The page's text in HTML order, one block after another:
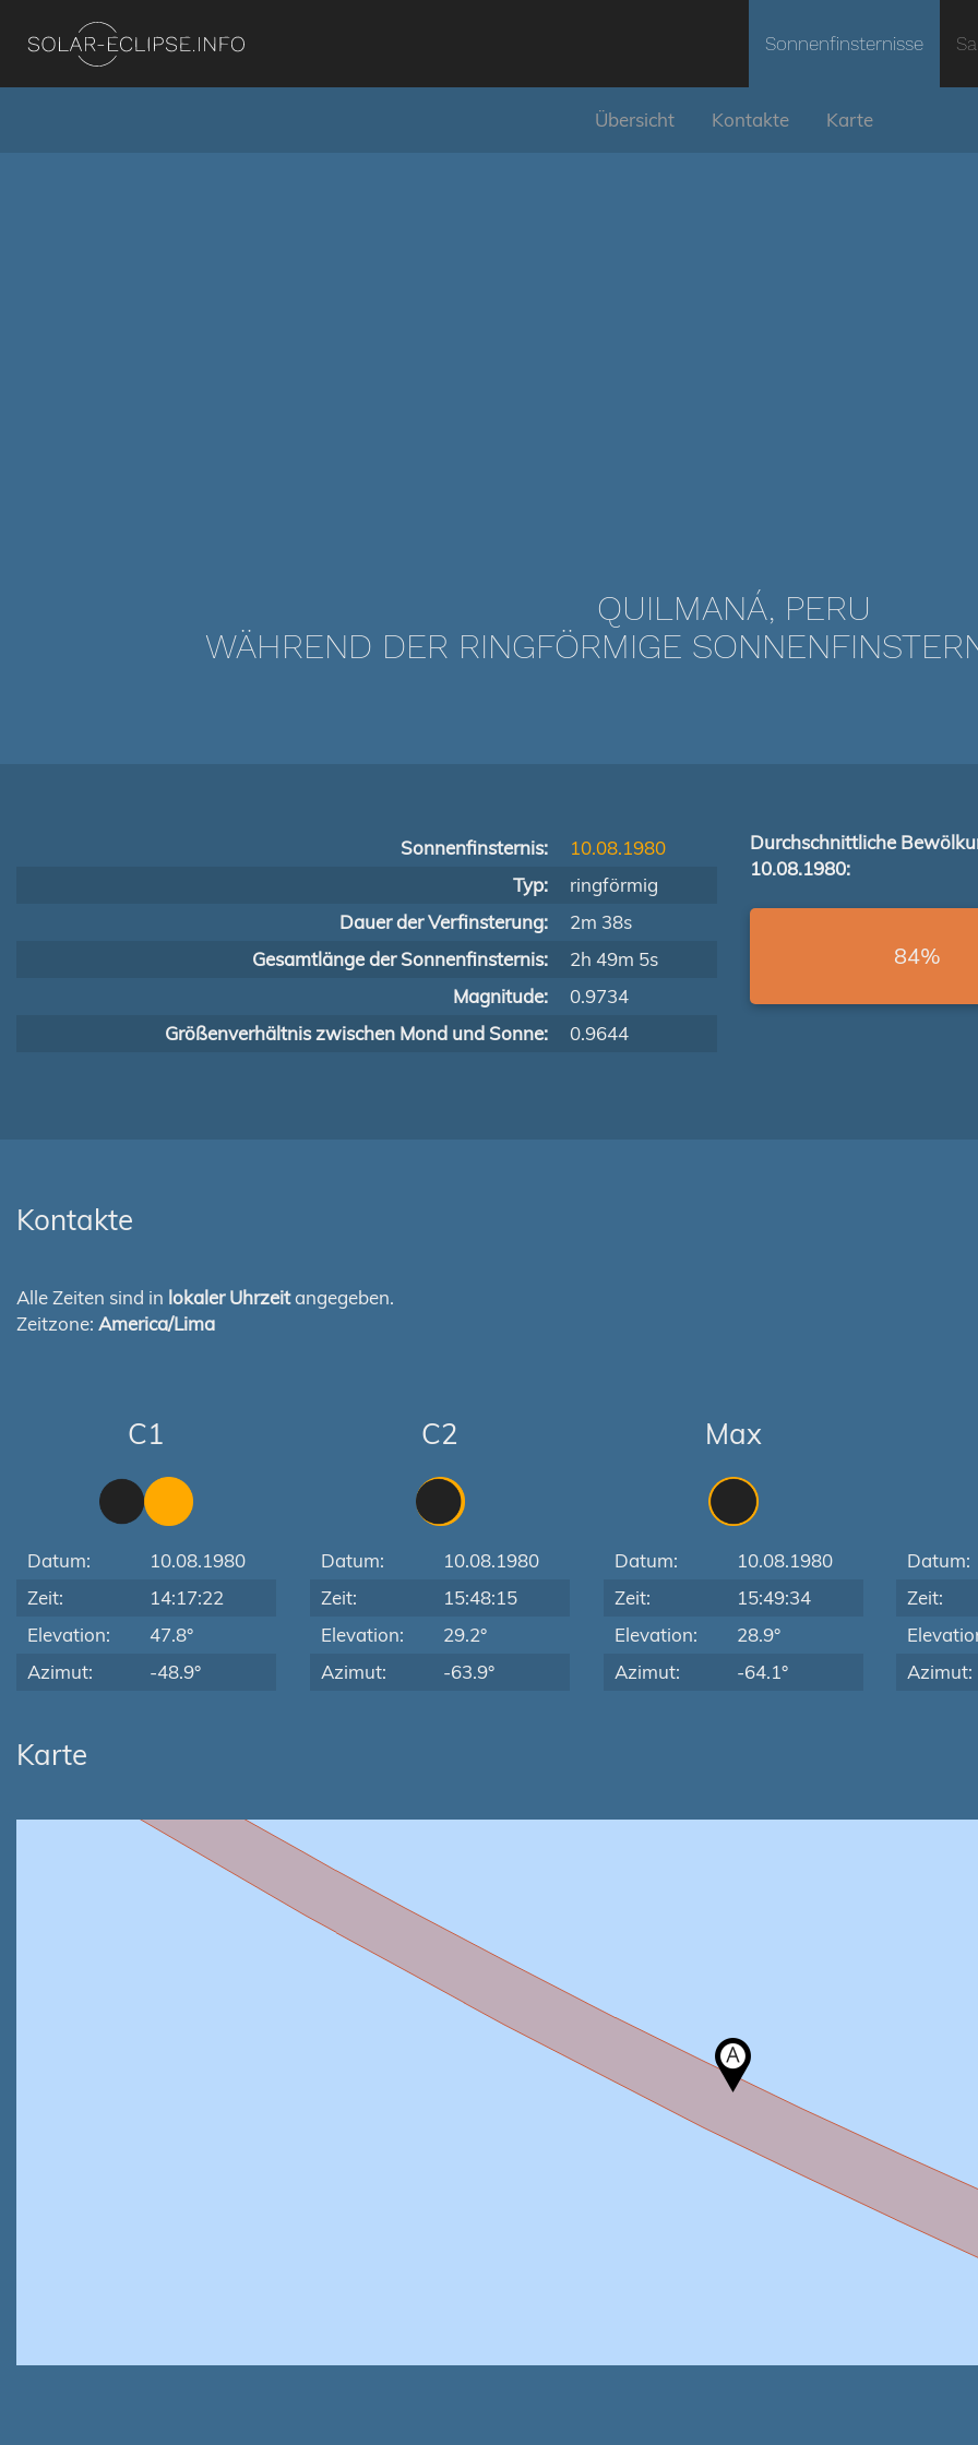
Sonnenfinsternisse
Übersicht Kontakte Karte
QUILMANÁ, PERU
WÄHREND DER RINGFÖRMIGE
Sonnenfinsternis:
10.08.1980
Typ:
ringförmig
Dauer der Verfinsterung:
2m 38s
Gesamtlänge der Sonnenfinsternis:
2h 49m 5s
Magnitude:
0.9734
Größenverhältnis zwischen Mond und Sonne:
0.9644
Durchschnittliche
10.08.1980:
84%
Kontakte
Alle Zeiten sind in lokaler Uhrzeitangegeben.
Zeitzone: America/Lima
C1
Datum:
10.08.1980
Zeit:
14:17:22
Elevation:
47.8°
Azimut:
-48.9°
C2
Datum:
10.08.1980
Zeit:
15:48:15
Elevation:
29.2°
Azimut:
-63.9°
Max
Datum:
10.08.1980
Zeit:
15:49:34
Elevation:
28.9°
Azimut:
-64.1°
Datum:
Zeit:
Azimut:
Karte